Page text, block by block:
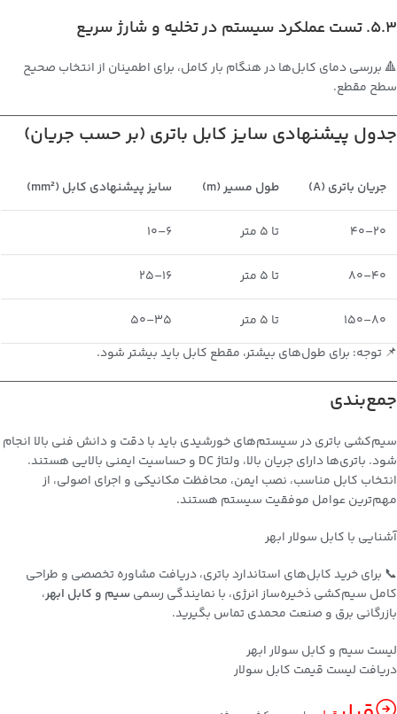
5.3. تست عملکرد سیستم در تخلیه و شارژ سریع
🔺 بررسی دمای کابل‌ها در هنگام بار کامل، برای اطمینان از انتخاب صحیح
سطح مقطع.
جدول پیشنهادی سایز کابل باتری (بر حسب جریان)
جریان باتری (A) طول مسیر (m) سایز پیشنهادی کابل (mm²)
20–40 تا 5 متر 6–10
40–80 تا 5 متر 16–25
80–150 تا 5 متر
35–50
📌 توجه: برای طول‌های بیشتر، مقطع کابل باید بیشتر شود.
جمع‌بندی
سیم‌کشی باتری در سیستم‌های خورشیدی باید با دقت و دانش فنی بالا انجام
شود. باتری‌ها دارای جریان بالا، ولتاژ DC و حساسیت ایمنی بالایی هستند.
انتخاب کابل مناسب، نصب ایمن، محافظت مکانیکی و اجرای اصولی، از
مهم‌ترین عوامل موفقیت سیستم هستند.
آشنایی با کابل سولار ابهر
📞 برای خرید کابل‌های استاندارد باتری، دریافت مشاوره تخصصی و طراحی
کامل سیم‌کشی ذخیره‌ساز انرژی، با نمایندگی رسمی سیم و کابل ابهر،
بازرگانی برق و صنعت محمدی تماس بگیرید.
لیست سیم و کابل سولار ابهر
دریافت لیست قیمت کابل سولار